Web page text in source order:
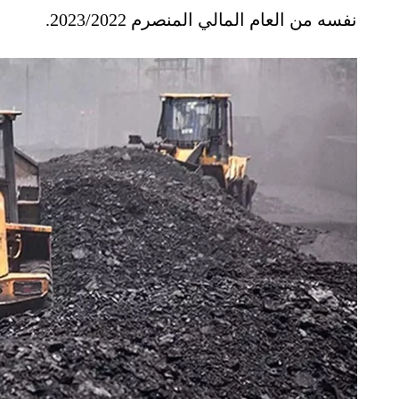
نفسه من العام المالي المنصرم 2023/2022.